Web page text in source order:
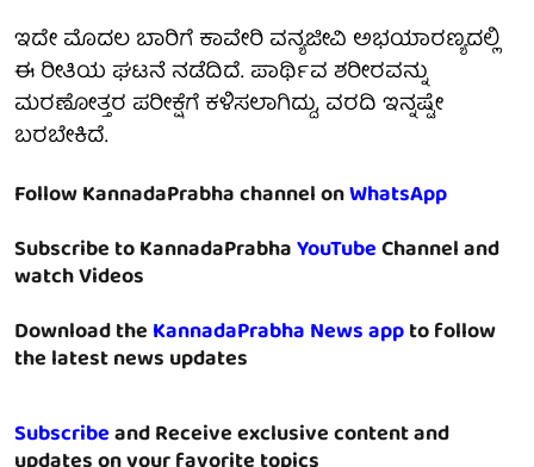
ಇದೇ ಮೊದಲ ಬಾರಿಗೆ ಕಾವೇರಿ ವನ್ಯಜೀವಿ ಅಭಯಾರಣ್ಯದಲ್ಲಿ
ಈ ರೀತಿಯ ಘಟನೆ ನಡೆದಿದೆ. ಪಾರ್ಥಿವ ಶರೀರವನ್ನು
ಮರಣೋತ್ತರ ಪರೀಕ್ಷೆಗೆ ಕಳಿಸಲಾಗಿದ್ದು, ವರದಿ ಇನ್ನಷ್ಟೇ
ಬರಬೇಕಿದೆ.
Follow KannadaPrabha channel onWhatsApp
Subscribe to KannadaPrabhaYouTubeChannel and
watch Videos
Download theKannadaPrabha News appto follow
the latest news updates
Subscribeand Receive exclusive content and